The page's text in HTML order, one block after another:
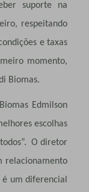
suporte na
respeitando
e taxas
momento,
Biomas.
Edmilson
escolhas
O diretor
relacionamento
um diferencial